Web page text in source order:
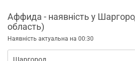
Аффида - наявність у
область)
Наявність актуальна на 00:30